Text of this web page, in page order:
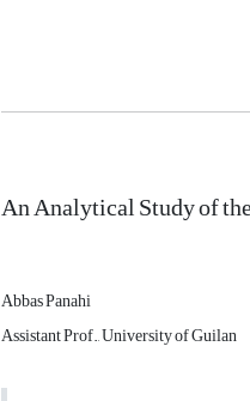
An Analytical Study of
Abbas Panahi
Assistant Prof., University of Guilan